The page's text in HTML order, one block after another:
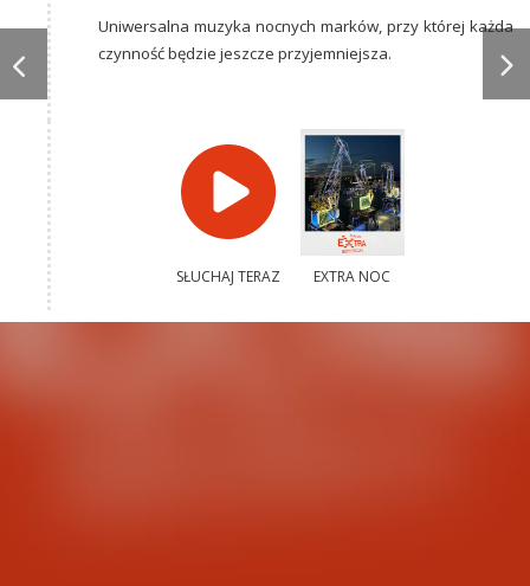
Uniwersalna muzyka nocnych marków, przy której każda
czynność będzie jeszcze przyjemniejsza.
SŁUCHAJ TERAZ EXTRA NOC